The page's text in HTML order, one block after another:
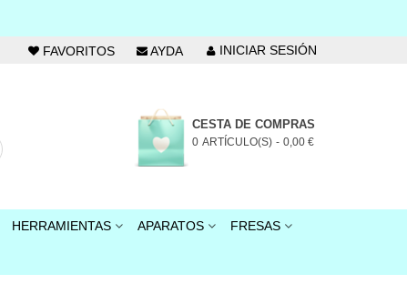
FAVORITOS AYDA INICIAR SESIÓN
CESTA DE COMPRAS
0 ARTÍCULO(S) - 0,00 €
HERRAMIENTAS APARATOS FRESAS